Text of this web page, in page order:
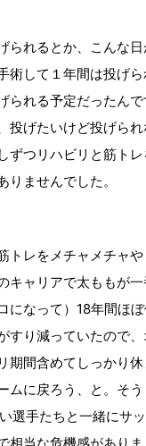
られるとか、こんな
術して１年間は投げ
られる予定だったん
投げたいけど投げら
ずつリハビリと筋ト
りませんでした。
トレをメチャメチャ
キャリアで太ももが
になって）18年間ほ
すり減っていたので
期間含めてしっかり
ムに戻ろう、と。そ
選手たちと一緒にサ
相当な危機感がありま